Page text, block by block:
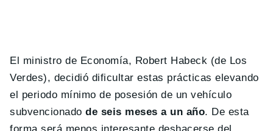
El ministro de Economía, Robert Habeck (de Los
Verdes), decidió dificultar estas prácticas elevando
el periodo mínimo de posesión de un vehículo
subvencionadode seis meses a un año. De esta